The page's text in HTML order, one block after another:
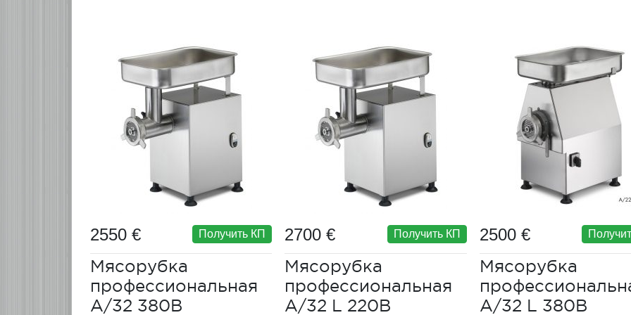
2550 € Получить КП
Мясорубка
профессиональная
A/32 380В
2700 € Получить КП
Мясорубка
профессиональная
A/32 L 220В
2500 €
Мясорубка
A/32 L 380В